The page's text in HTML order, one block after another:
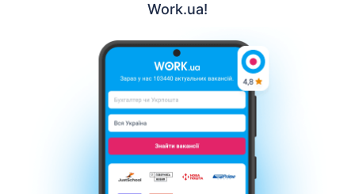
Work.ua!
Контакти Про нас
Кар’єра
Допомога Умови використання